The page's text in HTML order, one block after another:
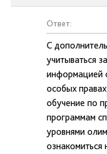
Ответ:
С
учитываться
информацией
особых
обучение по
программам
уровнями
ознакомиться